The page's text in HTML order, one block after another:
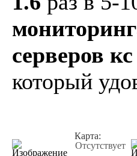
серверов
который
Карта:
Отсутствует